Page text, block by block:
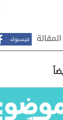
فيسبوك